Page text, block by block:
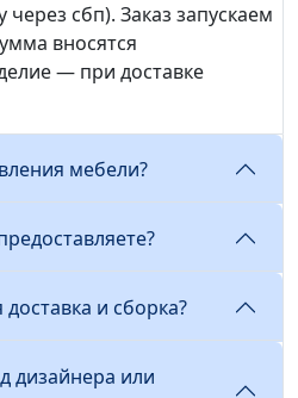
через сбп). Заказ запускаем
вносятся
— при доставке
мебели?
и сборка?
дизайнера или